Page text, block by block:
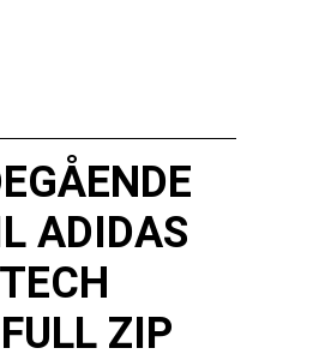
ADIDAS
ZIP